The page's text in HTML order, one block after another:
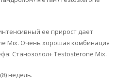
ее прирост дает
Mix. Очень хорошая комбинация
Станозолол+ Testosterone Mix.
недель.